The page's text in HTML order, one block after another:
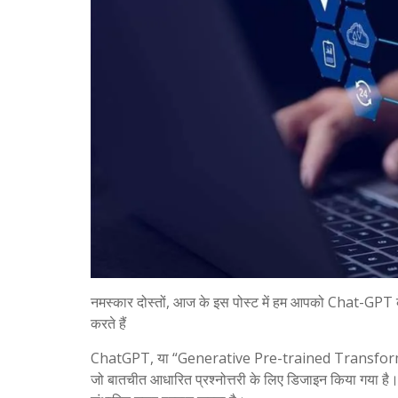
नमस्कार दोस्तों, आज के इस पोस्ट में हम आपको Chat-
करते हैं
ChatGPT, या “Generative Pre-trained
जो बातचीत आधारित प्रश्नोत्तरी के लिए डिजाइन किया